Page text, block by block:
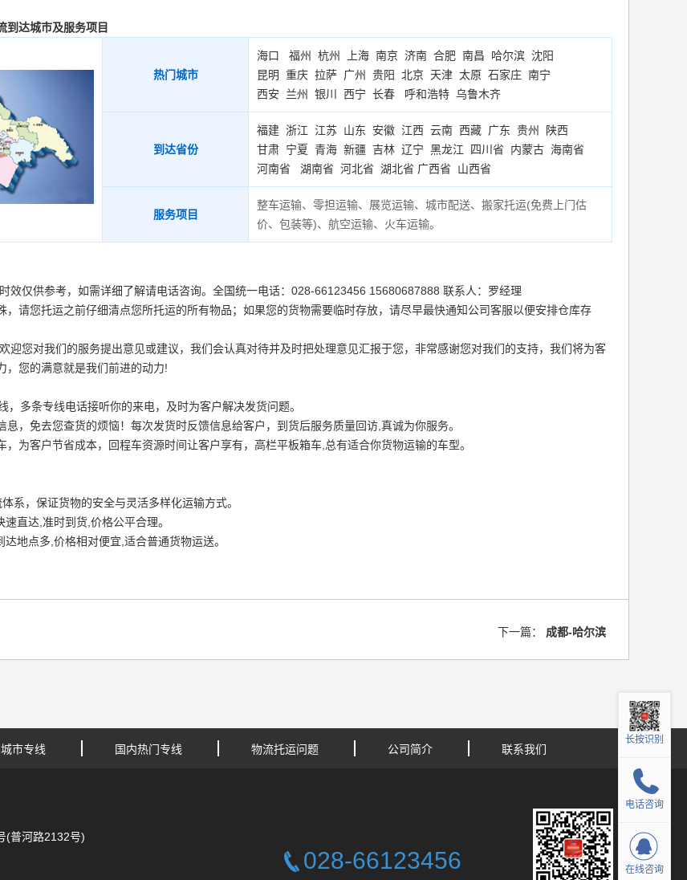
到达城市及服务项目
热门城市
海口 福州 杭州 上海 南京 济南 合肥 南昌 哈尔滨 沈阳
昆明
重庆 拉萨 广州 贵阳 北京 天津 太原 石家庄 南宁
西安
兰州 银川 西宁 长春 呼和浩特 乌鲁木齐
到达省份
福建 浙江 江苏 山东 安徽 江西 云南 西藏 广东 贵州
陕西
甘肃 宁夏 青海 新疆 吉林 辽宁 黑龙江 四川省 内蒙古 海南省
河南省
湖南省 河北省 湖北省 广西省 山西省
服务项目
整车运输、零担运输、展览运输、城市配送、搬家托运(免费上门估
价、包装等)、航空运输、火车运输。
效仅供参考，如需详细了解请电话咨询。全国统一电话：028-66123456 15680687888 联系人：罗经理
请您托运之前仔细清点您所托运的所有物品；如果您的货物需要临时存放，请尽早最快通知公司客服以便安排仓库存
迎您对我们的服务提出意见或建议，我们会认真对待并及时把处理意见汇报于您，非常感谢您对我们的支持，我们将为客
，您的满意就是我们前进的动力!
，多条专线电话接听你的来电，及时为客户解决发货问题。
息，免去您查货的烦恼！每次发货时反馈信息给客户，到货后服务质量回访,真诚为你服务。
，为客户节省成本，回程车资源时间让客户享有，高栏平板箱车,总有适合你货物运输的车型。
系，保证货物的安全与灵活多样化运输方式。
直达,准时到货,价格公平合理。
地点多,价格相对便宜,适合普通货物运送。
下一篇： 成都-哈尔滨
市专线 国内热门专线 物流托运问题 公司简介 联系我们
(普河路2132号)
028-66123456
长按识别
电话咨询
在线咨询